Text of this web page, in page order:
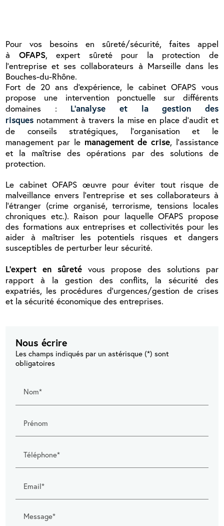
Pour vos besoins en sûreté/sécurité, faites appel
à OFAPS, expert sûreté pour la protection de
l’entreprise et ses collaborateurs à Marseille dans les
Bouches-du-Rhône.
Fort de 20 ans d'expérience, le cabinet OFAPS vous
propose une intervention ponctuelle sur différents
domaines : L’analyse et la gestion des
risques notamment à travers la mise en place d’audit et
de conseils stratégiques, l’organisation et le
management par le management de crise, l’assistance
et la maîtrise des opérations par des solutions de
protection.
Le cabinet OFAPS œuvre pour éviter tout risque de
malveillance envers l’entreprise et ses collaborateurs à
l’étranger (crime organisé, terrorisme, tensions locales
chroniques etc.). Raison pour laquelle OFAPS propose
des formations aux entreprises et collectivités pour les
aider à maîtriser les potentiels risques et dangers
susceptibles de perturber leur sécurité.
L’expert en sûreté vous propose des solutions par
rapport à la gestion des conflits, la sécurité des
expatriés, les procédures d’urgences/gestion de crises
et la sécurité économique des entreprises.
Nous écrire
Les champs indiqués par un astérisque (*) sont
obligatoires
Nom*
Prénom
Téléphone*
Email*
Message*